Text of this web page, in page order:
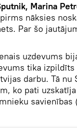
Marina
nāksies
Par šo
uzdevums
tika
darbu. Tā
ko pati